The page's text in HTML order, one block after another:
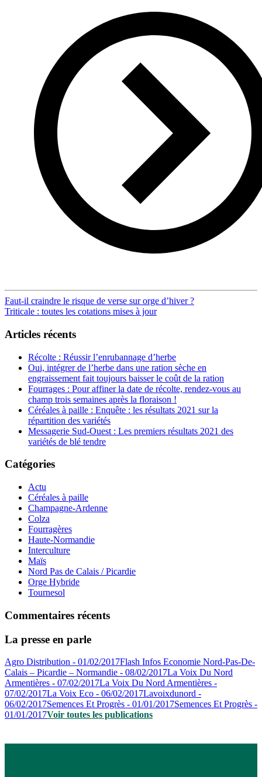
Post
navigation
Faut-il craindre le risque de verse sur orge d’hiver ?
Triticale : toutes les cotations mises à jour
Articles récents
Récolte : Réussir l’enrubannage d’herbe
Oui, intégrer de l’herbe dans une ration sèche en
engraissement fait toujours baisser le coût de la ration
Fourrages : Pour affiner la date de récolte, rendez-vous au
champ trois semaines après la floraison !
Céréales à paille : Enquête : les résultats 2021 sur la
répartition des variétés
Messagerie Sud-Ouest : Les premiers résultats 2021 des
variétés de blé tendre
Catégories
Actu
Céréales à paille
Champagne-Ardenne
Colza
Fourragères
Haute-Normandie
Interculture
Maïs
Nord Pas de Calais / Picardie
Orge Hybride
Tournesol
Commentaires récents
La presse en parle
Agro Distribution - 01/02/2017Flash Infos Economie Nord-Pas-De-
Calais – Picardie – Normandie - 08/02/2017La Voix Du Nord
Armentières - 07/02/2017La Voix Du Nord Armentières -
07/02/2017La Voix Eco - 06/02/2017Lavoixdunord -
06/02/2017Semences Et Progrès - 01/01/2017Semences Et Progrès -
01/01/2017Voir toutes les publications